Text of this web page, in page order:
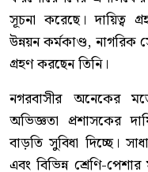
সূচনা করেছে। দায়িত্ব
উন্নয়ন কর্মকাণ্ড, নাগরিক
গ্রহণ করছেন তিনি।
নগরবাসীর অনেকের
অভিজ্ঞতা প্রশাসকের
বাড়তি সুবিধা দিচ্ছে।
এবং বিভিন্ন শ্রেণি-